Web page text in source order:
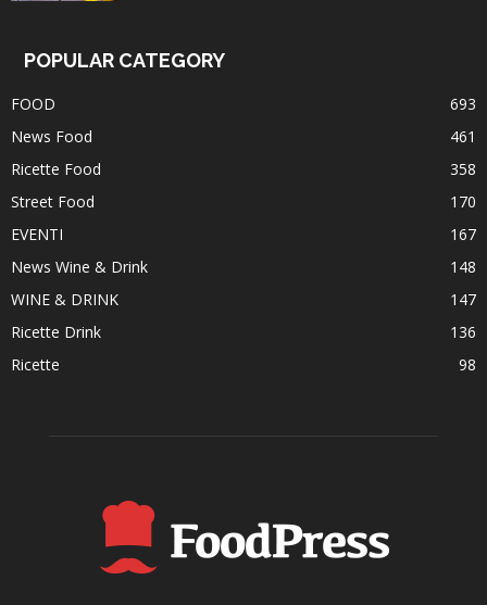
POPULAR CATEGORY
FOOD
693
News Food
461
Ricette Food
358
Street Food
170
EVENTI
167
News Wine & Drink
148
WINE & DRINK
147
Ricette Drink
136
Ricette
98